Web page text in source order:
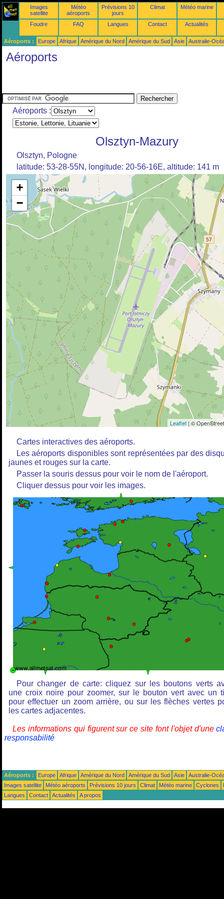
Images
satellite
Météo
aéroports
Prévisions 10
jours
Climat Météo marine
Foudre FAQ Langues Contact Actualités
Aéroports : Europe Afrique Amérique du Nord Amérique du Sud Asie Australie-
Aéroports
Aéroports :
Olsztyn-Mazury
Olsztyn, Pologne
latitude: 53-28-55N, longitude: 20-56-16E, altitude: 141 m
+
−
Leaflet| ©
Cartes interactives des aéroports.
Les aéroports disponibles sont représentées par des
jaunes et rouges sur la carte.
Passer la souris dessus pour voir le nom de l'aéroport.
Cliquer dessus pour voir les images.
Pour changer de carte: cliquez sur les boutons verts
une croix noire pour zoomer, sur le bouton vert avec un
pour effectuer un zoom arrière, ou sur les flèches vertes
les cartes adjacentes.
Les informations qui figurent sur ce site font l'objet d'une
responsabilité
Aéroports : Europe Afrique Amérique du Nord Amérique du Sud Asie
Australie-
Images satellite
Météo aéroports Prévisions 10 jours Climat Météo marine Cyclones
Langues
Contact Actualités A propos